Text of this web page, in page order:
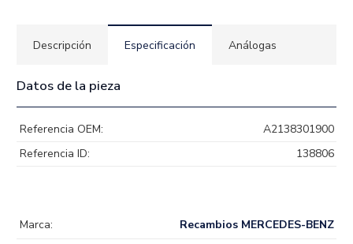
Descripción Especificación Análogas
Datos de la pieza
Referencia OEM:
A2138301900
Referencia ID:
138806
Marca:
Recambios MERCEDES-BENZ